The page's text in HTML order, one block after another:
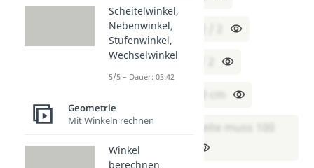
b = (360 – 2 · 80) / 2
b = (360 – 160) / 2
b = 200 / 2 = 100 cm
A: Die andere Seite muss 100
cm lang sein.
Scheitelwinkel,
Nebenwinkel,
Stufenwinkel,
Wechselwinkel
5/5 – Dauer: 03:42
Geometrie
Mit Winkeln rechnen
Winkel
berechnen